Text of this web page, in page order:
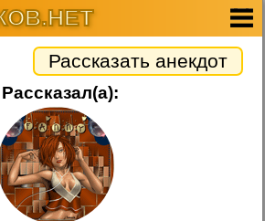
Рассказать анекдот
Рассказал(а):